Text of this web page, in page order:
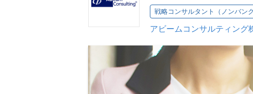
戦略コンサルタント（ノンバン
アビームコンサルティング